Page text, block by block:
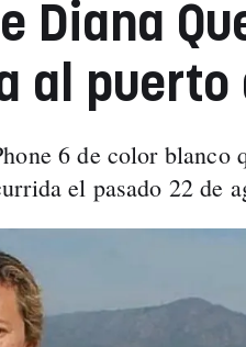
Diana
al puerto
6 de color blanco
el pasado 22 de